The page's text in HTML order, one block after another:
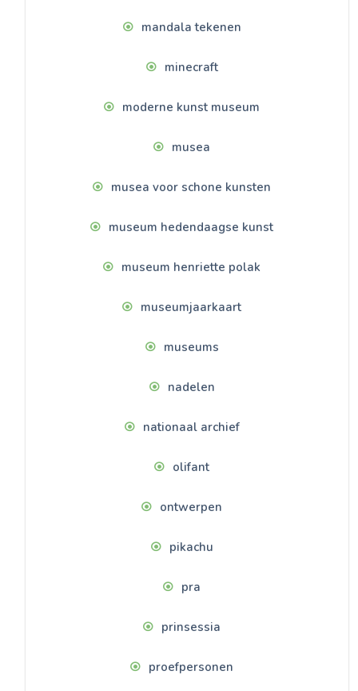
mandala tekenen
minecraft
moderne kunst museum
musea
musea voor schone kunsten
museum hedendaagse kunst
museum henriette polak
museumjaarkaart
museums
nadelen
nationaal archief
olifant
ontwerpen
pikachu
pra
prinsessia
proefpersonen